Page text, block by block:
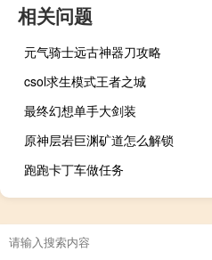
相关问题
元气骑士远古神器刀攻略
csol求生模式王者之城
最终幻想单手大剑装
原神层岩巨渊矿道怎么解锁
跑跑卡丁车做任务